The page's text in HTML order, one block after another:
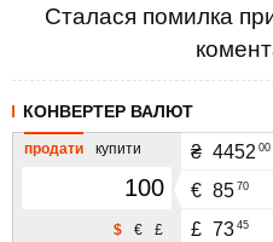
Сталася помилка
КОНВЕРТЕР ВАЛЮТ
продати купити
£
€
$
₴ 4452 00
€ 85 70
£ 73 45